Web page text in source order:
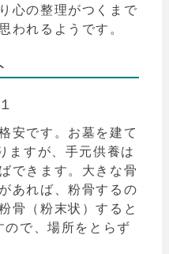
心の整理がつくまで
われるようです。
安です。お墓を建て
ますが、手元供養は
できます。大きな骨
あれば、粉骨するの
骨（粉末状）すると
で、場所をとらず